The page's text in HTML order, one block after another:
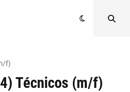
f)
Técnicos (m/f)